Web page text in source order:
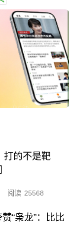
打的不是靶
阅读 25568
“枭龙”：比比